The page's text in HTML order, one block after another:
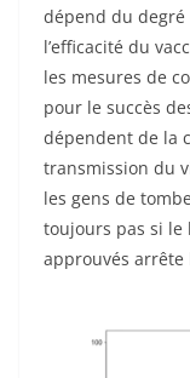
dépend du degré
l’efficacité du
les mesures de
pour le succès
dépendent de la
transmission du
les gens de
toujours pas si le lot
approuvés